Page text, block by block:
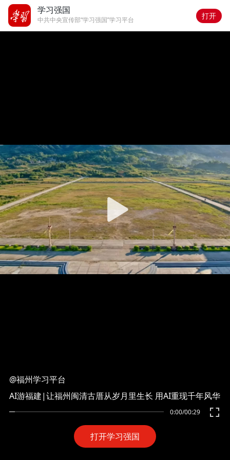
学习强国
中共中央宣传部“学习强国”学习平台 打开
打开学习强国
0:00/00:29
@福州学习平台
AI游福建|让福州闽清古厝从岁月里生长 用AI重现千年风华